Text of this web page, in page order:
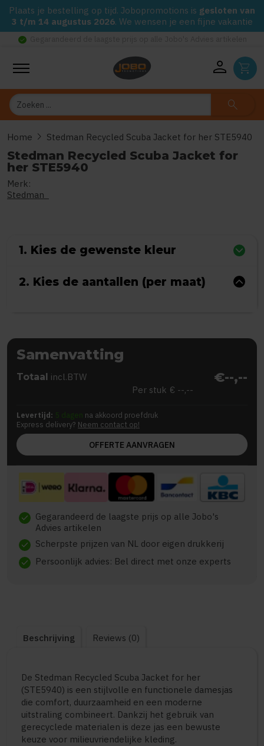
Plaats je bestelling op tijd. Jobopromotions is gesloten van
3 t/m 14 augustus 2026. We wensen je een fijne vakantie
check_circle
person shopping_cart
Zoeken search
Home chevron_right Stedman Recycled Scuba Jacket for her STE5940
Stedman Recycled Scuba Jacket for
her STE5940
Merk:
Stedman
1. Kies de gewenste kleur
2. Kies de aantallen (per maat)
Samenvatting
Totaal incl.BTW €--,--
Per stuk € --,--
Levertijd: 5 dagen na akkoord proefdruk
Express delivery? Neem contact op!
OFFERTE AANVRAGEN
check Gegarandeerd de laagste prijs op alle Jobo's
Advies artikelen
check Scherpste prijzen van NL door eigen drukkerij
check Persoonlijk advies: Bel direct met onze experts
Beschrijving Reviews (0)
De Stedman Recycled Scuba Jacket for her
(STE5940) is een stijlvolle en functionele damesjas
die comfort, duurzaamheid en een moderne
uitstraling combineert. Dankzij het gebruik van
gerecyclede materialen is deze jas een bewuste
keuze voor milieuvriendelijke kleding.